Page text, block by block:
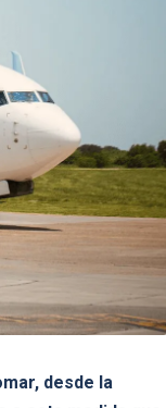
desde la